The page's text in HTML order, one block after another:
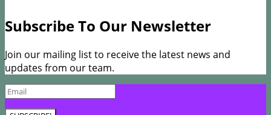
Subscribe To Our Newsletter
Join our mailing list to receive the latest news and
updates from our team.